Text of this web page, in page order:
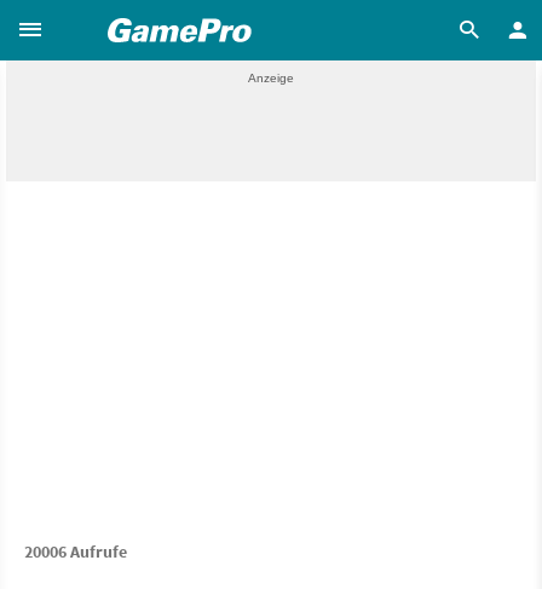
20006 Aufrufe